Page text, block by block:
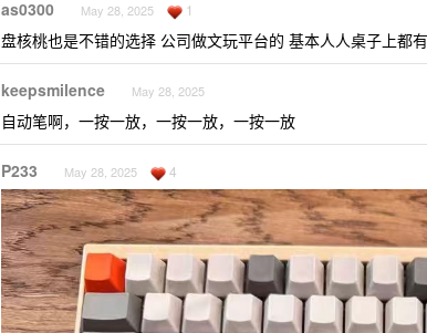
as0300 May 28, 2025 1
盘核桃也是不错的选择 公司做文玩平台的 基本人人桌子上都
keepsmilence May 28, 2025
自动笔啊，一按一放，一按一放，一按一放
P233 May 28, 2025 4